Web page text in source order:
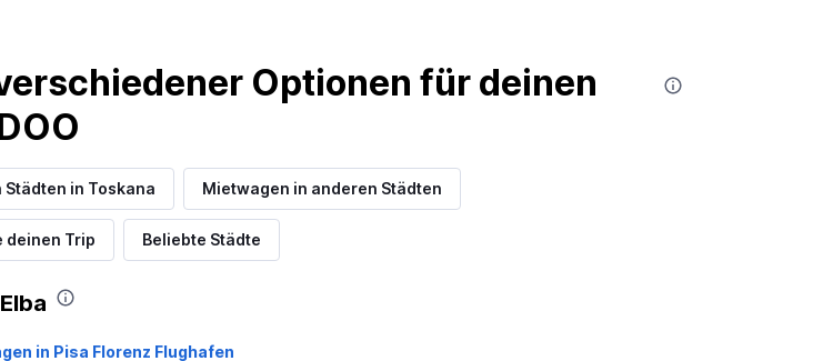
Optionen für deinen
in Toskana Mietwagen in anderen Städten
deinen Trip Beliebte Städte
in Pisa Florenz Flughafen